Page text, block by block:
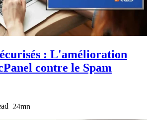
: L'amélioration
contre le Spam
24mn